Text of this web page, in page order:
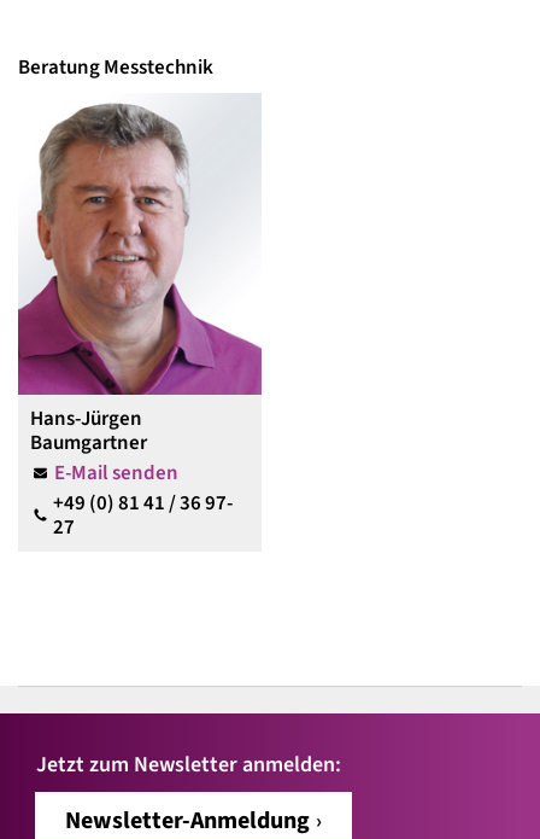
Beratung Messtechnik
Hans-Jürgen
Baumgartner
E-Mail senden
+49 (0) 81 41 / 36 97-
27
Jetzt zum Newsletter anmelden:
Newsletter-Anmeldung